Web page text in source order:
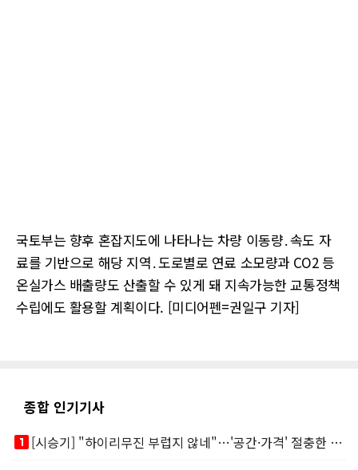
국토부는 향후 혼잡지도에 나타나는 차량 이동량․속도 자
료를 기반으로 해당 지역․도로별로 연료 소모량과 CO2 등
온실가스 배출량도 산출할 수 있게 돼 지속가능한 교통정책
수립에도 활용할 계획이다. [미디어펜=권일구 기자]
종합 인기기사
looks_one
[시승기] "하이리무진 부럽지 않네"…'공간·가격' 절충한 카니발 하이루프